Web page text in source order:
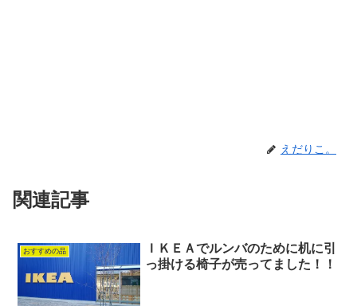
えだりこ。
関連記事
おすすめの品
ＩＫＥＡでルンバのために机に引
っ掛ける椅子が売ってました！！